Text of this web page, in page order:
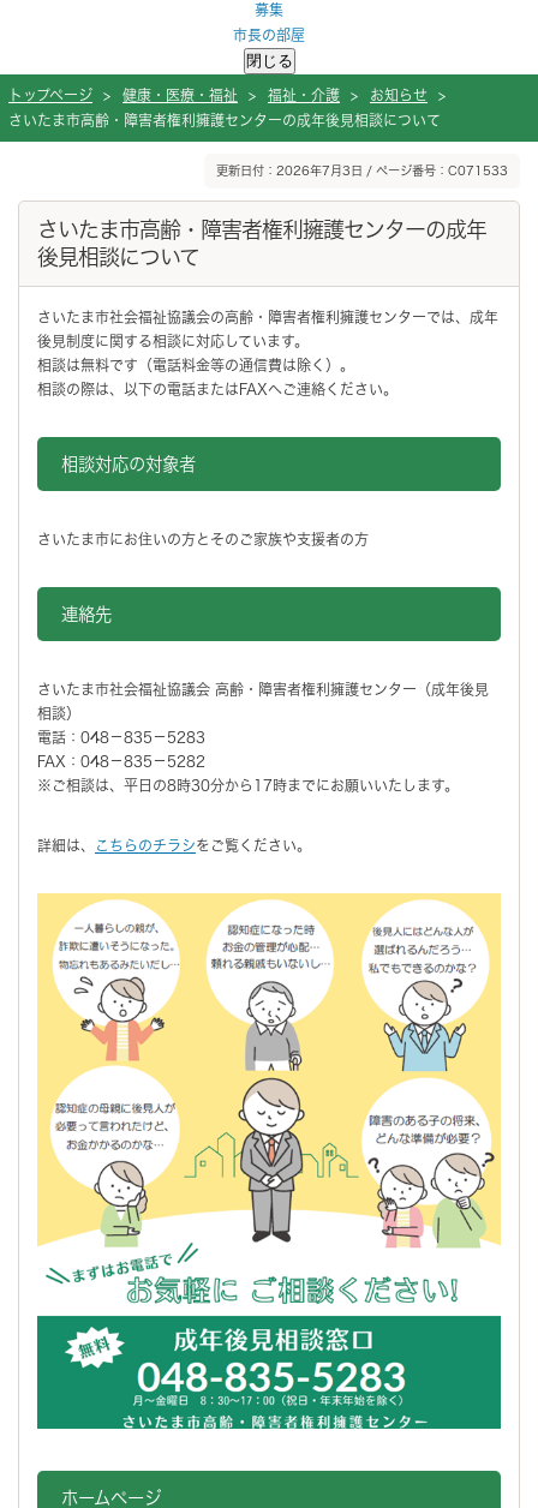
募集
市長の部屋
閉じる
トップページ > 健康・医療・福祉 > 福祉・介護 > お知らせ
>
さいたま市高齢・障害者権利擁護センターの成年後見相談について
更新日付：2026年7月3日 / ページ番号：C071533
さいたま市高齢・障害者権利擁護センターの成年
後見相談について
さいたま市社会福祉協議会の高齢・障害者権利擁護センターでは、成年
後見制度に関する相談に対応しています。
相談は無料です（電話料金等の通信費は除く）。
相談の際は、以下の電話またはFAXへご連絡ください。
相談対応の対象者
さいたま市にお住いの方とそのご家族や支援者の方
連絡先
さいたま市社会福祉協議会 高齢・障害者権利擁護センター（成年後見
相談）
電話：048－835－5283
FAX：048－835－5282
※ご相談は、平日の8時30分から17時までにお願いいたします。
詳細は、 こちらのチラシをご覧ください。
ホームページ